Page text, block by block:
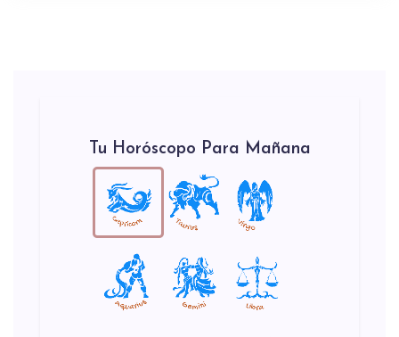
Tu Horóscopo Para Mañana